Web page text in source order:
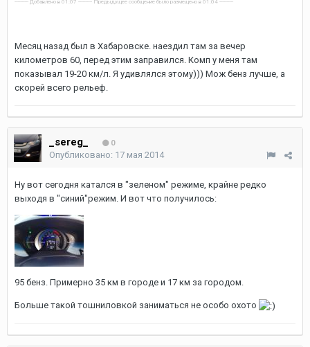
---------- Добавлено в 01:07 ---------- Предыдущее сообщение было размещено в 01:04 ----------
Месяц назад был в Хабаровске. наездил там за вечер
километров 60, перед этим заправился. Комп у меня там
показывал 19-20 км/л. Я удивлялся этому))) Мож бенз лучше, а
скорей всего рельеф.
_sereg_ 0
Опубликовано: 17 мая 2014
Ну вот сегодня катался в "зеленом" режиме, крайне редко
выходя в "синий"режим. И вот что получилось:
95 бенз. Примерно 35 км в городе и 17 км за городом.
Больше такой тошниловкой заниматься не особо охото